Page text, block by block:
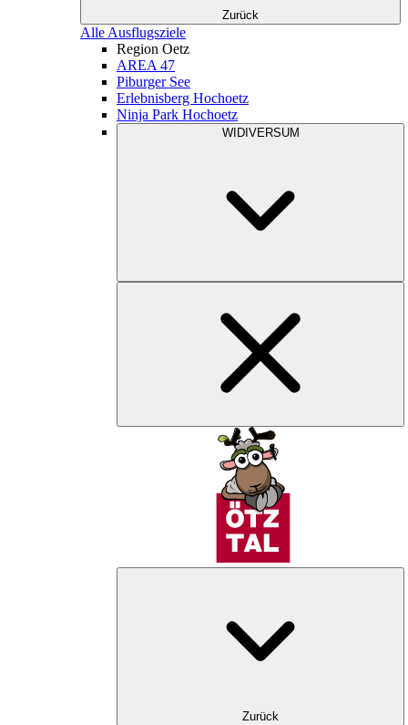
Zurück
Alle Ausflugsziele
Region Oetz
AREA 47
Piburger See
Erlebnisberg Hochoetz
Ninja Park Hochoetz
WIDIVERSUM
Zurück